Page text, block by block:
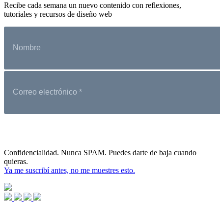
Recibe cada semana un nuevo contenido con reflexiones,
tutoriales y recursos de diseño web
Confidencialidad. Nunca SPAM. Puedes darte de baja cuando
quieras.
Ya me suscribí antes, no me muestres esto.